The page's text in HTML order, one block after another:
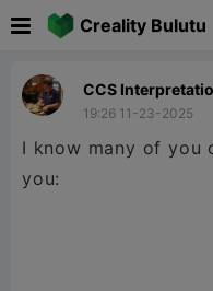
Creality Bulutu
CCS
19:26 11-23-2025
I know many of you
you: